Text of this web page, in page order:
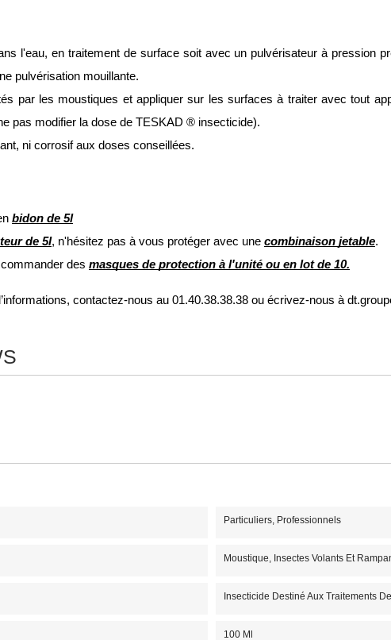
l'eau, en traitement de surface soit avec un pulvérisateur à pression
pulvérisation mouillante.
par les moustiques et appliquer sur les surfaces à traiter avec tout
pas modifier la dose de TESKAD ® insecticide).
ni corrosif aux doses conseillées.
bidon de 5l
de 5l, n'hésitez pas à vous protéger avec une combinaison jetable.
des masques de protection à l'unité ou en lot de 10.
contactez-nous au 01.40.38.38.38 ou écrivez-nous à
Particuliers, Professionnels
Moustique, Insectes Volants Et
Insecticide Destiné Aux Traitements
100 Ml